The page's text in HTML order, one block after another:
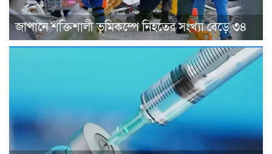
জাপানে শক্তিশালী ভূমিকম্পে নিহতের সংখ্যা বেড়ে ৩৪